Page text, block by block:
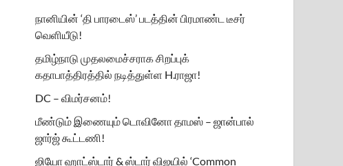
நானியின் ‘தி பாரடைஸ்’ படத்தின் பிரமாண்ட டீசர்
வெளியீடு!
தமிழ்நாடு முதலமைச்சராக சிறப்புக்
கதாபாத்திரத்தில் நடித்துள்ள H.ராஜா!
DC – விமர்சனம்!
மீண்டும் இணையும் டொவினோ தாமஸ் – ஜான்பால்
ஜார்ஜ் கூட்டணி!
ஜியோ ஹாட்ஸ்டார் & ஸ்டார் விஜயில் ‘Common